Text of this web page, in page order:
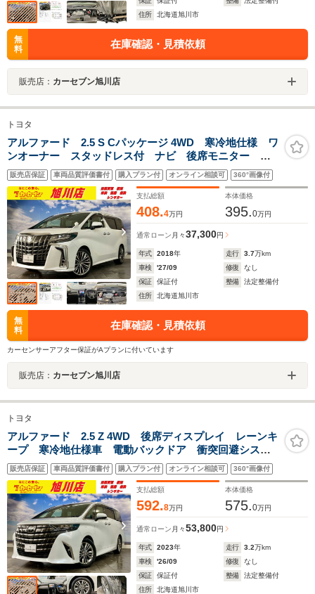
住所
北海道旭川市
無
料
在庫確認・見積依頼
販売店： カーセブン旭川店
トヨタ
アルファード 2.5 S Cパッケージ 4WD 寒冷地仕様 ワ
ンオーナー スタッドレス付 ナビ 後席モニター 社
外アルミホイール ETC
販売店保証 車両品質評価書付 購入プラン付 オンライン相談可 360°画像付
支払総額
408.4万円
本体価格
395.0万円
通常ローン 月々37,300円
年式 2018年 走行 3.7万km
車検
'27/09 修復
なし
保証
保証付 整備
法定整備付
住所
北海道旭川市
無
料
在庫確認・見積依頼
カーセンサーアフター保証がAプランに付いています
販売店： カーセブン旭川店
トヨタ
アルファード 2.5 Z 4WD 後席ディスプレイ レーンキ
ープ 寒冷地仕様車 電動バックドア 衝突回避システ
ム Bluetooth キーレス Bカメラ ナビ&TV 両側自
動ドア ミュージックプレイヤー接続可 電動シート 1
オーナー車
販売店保証 車両品質評価書付 購入プラン付 オンライン相談可 360°画像付
支払総額
592.8万円
本体価格
575.0万円
通常ローン 月々53,800円
年式 2023年 走行 3.2万km
車検
'26/09 修復
なし
保証
保証付 整備
法定整備付
住所
北海道旭川市